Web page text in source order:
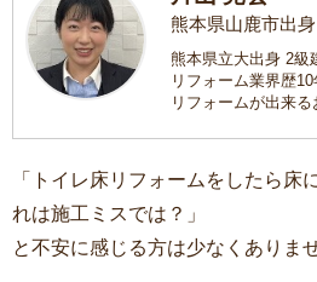
熊本県山鹿市出身
熊本県立大出身 2級
リフォーム業界歴
リフォームが出来
「トイレ床リフォームをしたら床
れは施工ミスでは？」
と不安に感じる方は少なくありませ